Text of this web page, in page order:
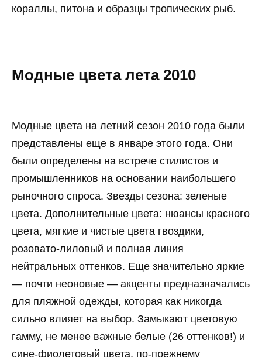
кораллы, питона и образцы тропических рыб.
Модные цвета лета 2010
Модные цвета на летний сезон 2010 года были
представлены еще в январе этого года. Они
были определены на встрече стилистов и
промышленников на основании наибольшего
рыночного спроса. Звезды сезона: зеленые
цвета. Дополнительные цвета: нюансы красного
цвета, мягкие и чистые цвета гвоздики,
розовато-лиловый и полная линия
нейтральных оттенков. Еще значительно яркие
— почти неоновые — акценты предназначались
для пляжной одежды, которая как никогда
сильно влияет на выбор. Замыкают цветовую
гамму, не менее важные белые (26 оттенков!) и
сине-фиолетовый цвета, по-прежнему